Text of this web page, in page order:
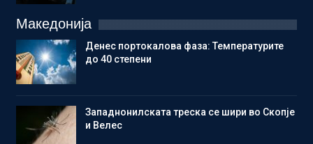
Македонија
Денес портокалова фаза: Температурите
до 40 степени
Западнонилската треска се шири во Скопје
и Велес